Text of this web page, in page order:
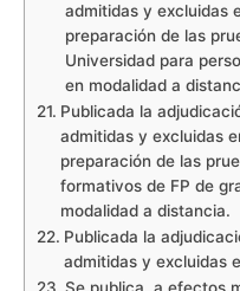
admitidas y excluidas
preparación de las
Universidad para
en modalidad a
Publicada la
admitidas y excluidas
preparación de las
formativos de FP de
modalidad a distancia.
Publicada la
admitidas y excluidas